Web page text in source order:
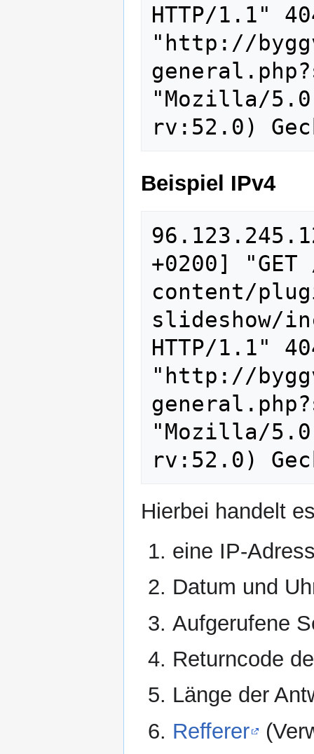
HTTP/1.1"
"http://
"Mozilla/
Beispiel IPv4
+0200] "GET
content/
slideshow/
HTTP/1.1"
"http://
"Mozilla/
Hierbei handelt
eine IP-
Datum und
Aufgerufene
Returncode
Länge der
Refferer